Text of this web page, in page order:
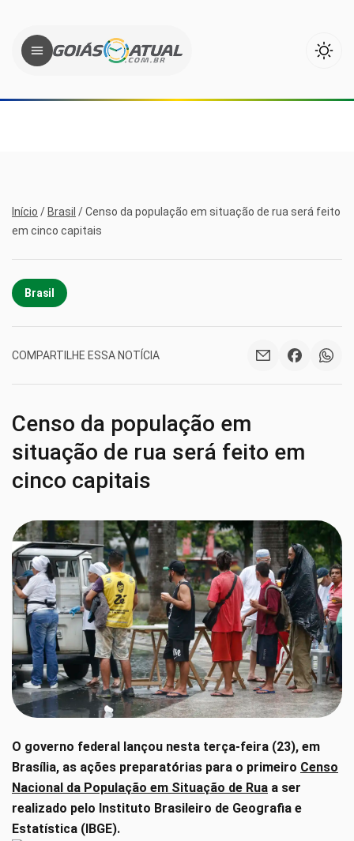
Início / Brasil /Censo da população em situação de rua será feito
em cinco capitais
Brasil
COMPARTILHE ESSA NOTÍCIA
Censo da população em
situação de rua será feito em
cinco capitais
O governo federal lançou nesta terça-feira (23), em
Brasília, as ações preparatórias para o primeiro Censo
Nacional da População em Situação de Rua a ser
realizado pelo Instituto Brasileiro de Geografia e
Estatística (IBGE).